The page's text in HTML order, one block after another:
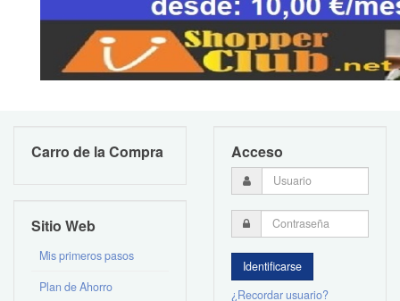
Carro de la Compra
Sitio Web
Mis primeros pasos
Plan de Ahorro
Acceso
¿Recordar usuario?